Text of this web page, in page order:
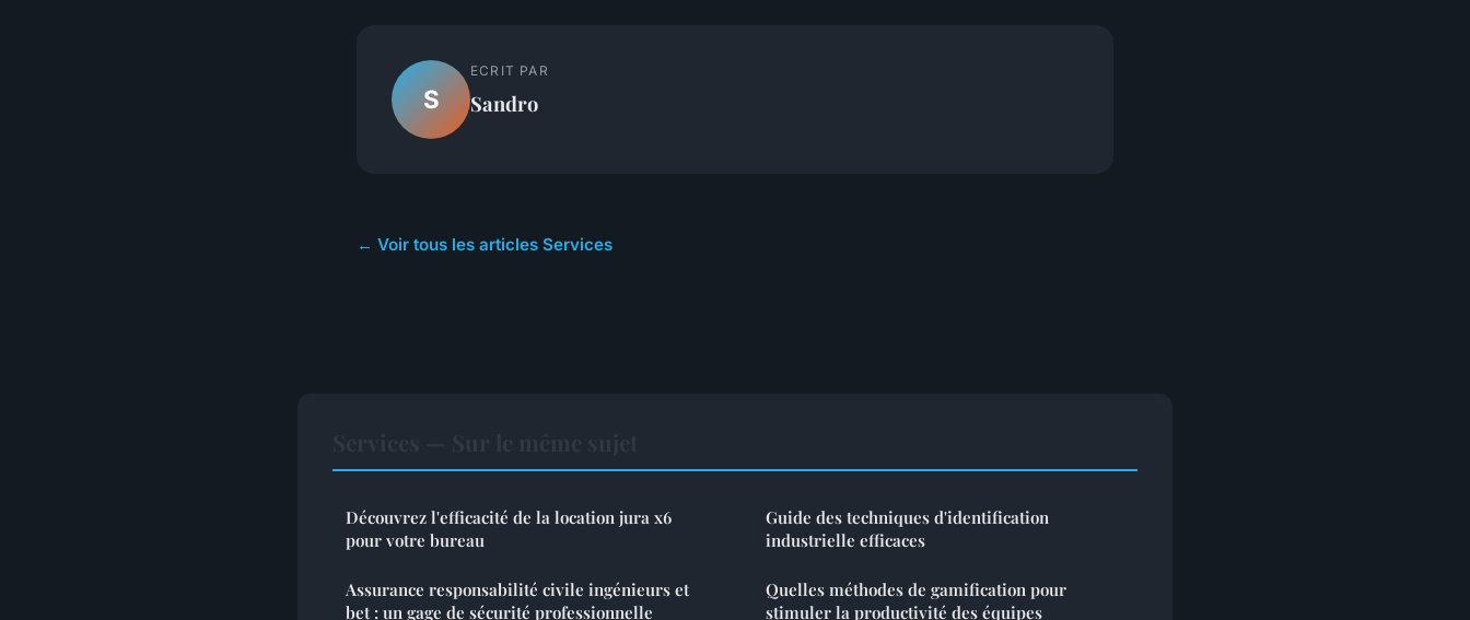
S
ECRIT PAR
Sandro
← Voir tous les articles Services
Découvrez l'efficacité de la location jura x6
pour votre bureau
Assurance responsabilité civile ingénieurs et
bet : un gage de sécurité professionnelle
Guide des techniques d'identification
industrielle efficaces
Quelles méthodes de gamification pour
stimuler la productivité des équipes